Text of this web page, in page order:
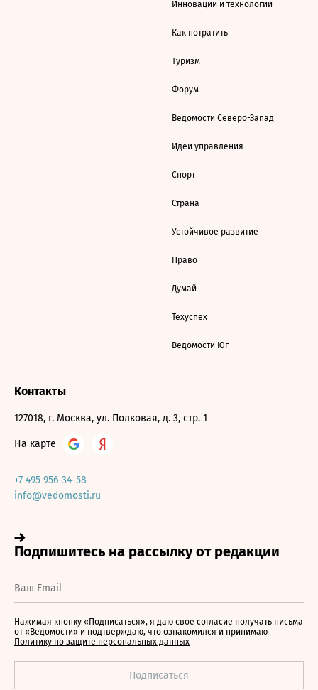
Инновации и технологии
Как потратить
Туризм
Форум
Ведомости Северо-Запад
Идеи управления
Спорт
Страна
Устойчивое развитие
Право
Думай
Техуспех
Ведомости Юг
Контакты
127018, г. Москва, ул. Полковая, д. 3, стр. 1
На карте
+7 495 956-34-58
info@vedomosti.ru
Нажимая кнопку «Подписаться», я даю свое согласие получать письма
от «Ведомости» и подтверждаю, что ознакомился и принимаю
Политику по защите персональных данных